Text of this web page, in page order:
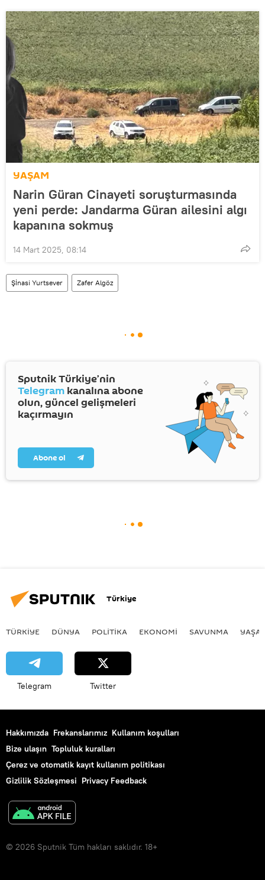
YAŞAM
Narin Güran Cinayeti soruşturmasında
yeni perde: Jandarma Güran ailesini algı
kapanına sokmuş
14 Mart 2025, 08:14
Şİnasi Yurtsever Zafer Algöz
Sputnik Türkiye’nin
Telegram kanalına abone
olun, güncel gelişmeleri
kaçırmayın
Abone ol
Türkiye
TÜRKIYE DÜNYA POLİTİKA EKONOMİ SAVUNMA
Telegram Twitter
Hakkımızda Frekanslarımız Kullanım koşulları
Bize ulaşın Topluluk kuralları
Çerez ve otomatik kayıt kullanım politikası
Gizlilik Sözleşmesi Privacy Feedback
© 2026 Sputnik Tüm hakları saklıdır. 18+